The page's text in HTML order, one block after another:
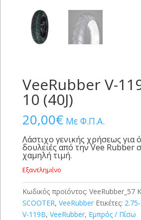
VeeRubber V-
10 (40J)
20,00€ Με Φ.Π.Α.
Λάστιχο γενικής χρήσεως για
δουλειές από την Vee Rubber
χαμηλή τιμή.
Εξαντλημένο
Κωδικός προϊόντος: VeeRubber_57
SCOOTER, VeeRubber Ετικέτες:
V-119B, VeeRubber, Εμπρός / Πίσω